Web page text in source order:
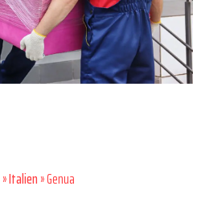
»Italien» Genua